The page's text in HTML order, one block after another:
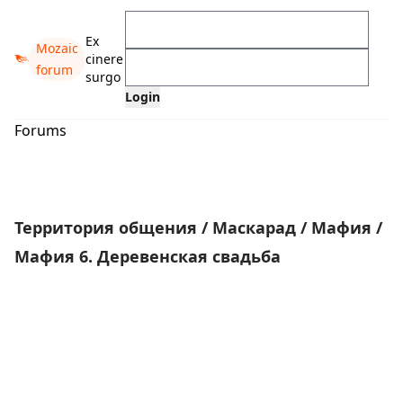
Mozaic
forum
Ex
cinere
surgo
Forums
Территория общения / Маскарад / Мафия /
Мафия 6. Деревенская свадьба